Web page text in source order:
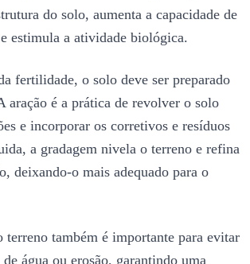
do solo, aumenta a capacidade de
estimula a atividade biológica.
fertilidade, o solo deve ser preparado
aração é a prática de revolver o solo
e incorporar os corretivos e resíduos
a gradagem nivela o terreno e refina
deixando-o mais adequado para o
terreno também é importante para evitar
água ou erosão, garantindo uma